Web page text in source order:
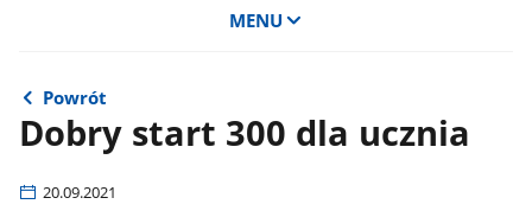
MENU
Powrót
Dobry start 300 dla ucznia
20.09.2021